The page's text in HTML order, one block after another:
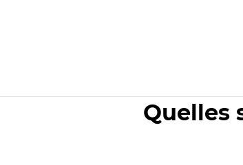
Quelles